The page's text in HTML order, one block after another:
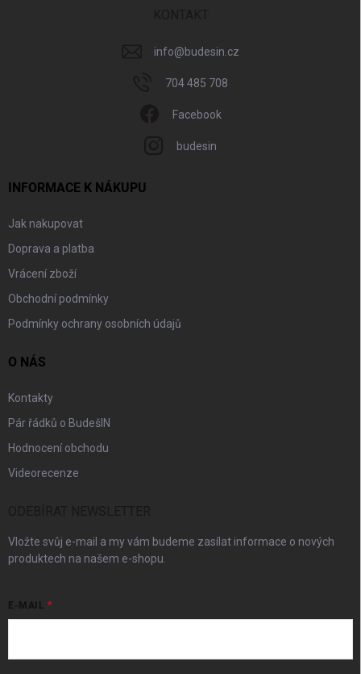
info@budesin.cz
704 485 708
Facebook
budesin
INFORMACE K NÁKUPU
Jak nakupovat
Doprava a platba
Vrácení zboží
Obchodní podmínky
Podmínky ochrany osobních údajů
O NÁS
Kontakty
Pár řádků o BudešIN
Hodnocení obchodu
Videorecenze
Vložte svůj e-mail a my vám budeme zasílat informace o nových
produktech na našem e-shopu.
E-MAIL